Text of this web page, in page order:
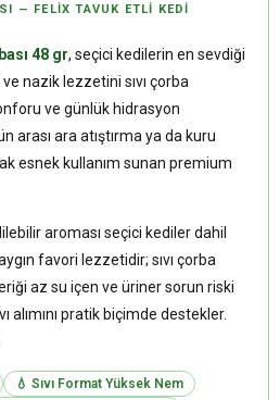
— FELIX TAVUK ETLI KEDI
48 gr, seçici kedilerin en sevdiği
nazik lezzetini sıvı çorba
ve günlük hidrasyon
arası ara atıştırma ya da kuru
esnek kullanım sunan premium
aroması seçici kediler dahil
favori lezzetidir; sıvı çorba
az su içen ve üriner sorun riski
alımını pratik biçimde destekler.
💧 Sıvı Format Yüksek Nem